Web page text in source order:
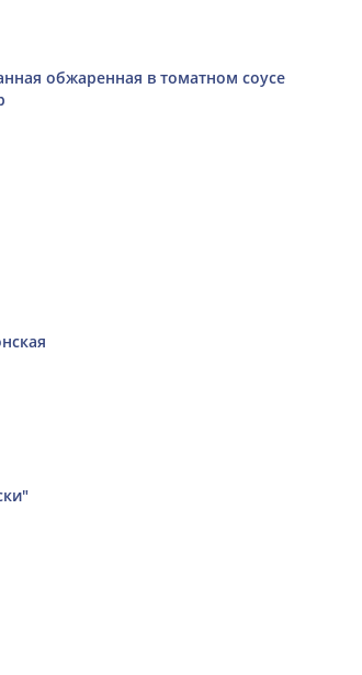
обжаренная в томатном соусе